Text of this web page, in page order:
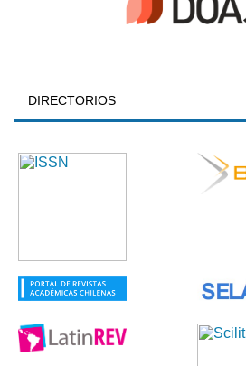
DIRECTORIOS